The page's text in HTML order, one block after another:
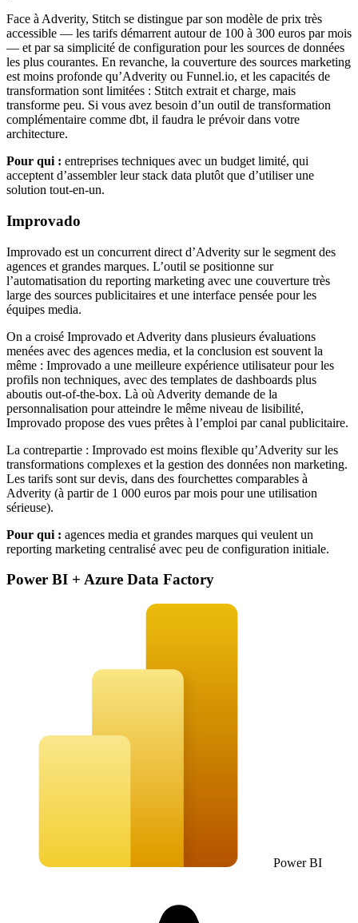
Face à Adverity, Stitch se distingue par son modèle de prix très
accessible — les tarifs démarrent autour de 100 à 300 euros par mois
— et par sa simplicité de configuration pour les sources de données
les plus courantes. En revanche, la couverture des sources marketing
est moins profonde qu’Adverity ou Funnel.io, et les capacités de
transformation sont limitées : Stitch extrait et charge, mais
transforme peu. Si vous avez besoin d’un outil de transformation
complémentaire comme dbt, il faudra le prévoir dans votre
architecture.
Pour qui : entreprises techniques avec un budget limité, qui
acceptent d’assembler leur stack data plutôt que d’utiliser une
solution tout-en-un.
Improvado
Improvado est un concurrent direct d’Adverity sur le segment des
agences et grandes marques. L’outil se positionne sur
l’automatisation du reporting marketing avec une couverture très
large des sources publicitaires et une interface pensée pour les
équipes media.
On a croisé Improvado et Adverity dans plusieurs évaluations
menées avec des agences media, et la conclusion est souvent la
même : Improvado a une meilleure expérience utilisateur pour les
profils non techniques, avec des templates de dashboards plus
aboutis out-of-the-box. Là où Adverity demande de la
personnalisation pour atteindre le même niveau de lisibilité,
Improvado propose des vues prêtes à l’emploi par canal publicitaire.
La contrepartie : Improvado est moins flexible qu’Adverity sur les
transformations complexes et la gestion des données non marketing.
Les tarifs sont sur devis, dans des fourchettes comparables à
Adverity (à partir de 1 000 euros par mois pour une utilisation
sérieuse).
Pour qui : agences media et grandes marques qui veulent un
reporting marketing centralisé avec peu de configuration initiale.
Power BI + Azure Data Factory
Power BI